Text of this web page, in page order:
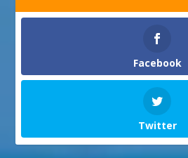
Facebook
Twitter